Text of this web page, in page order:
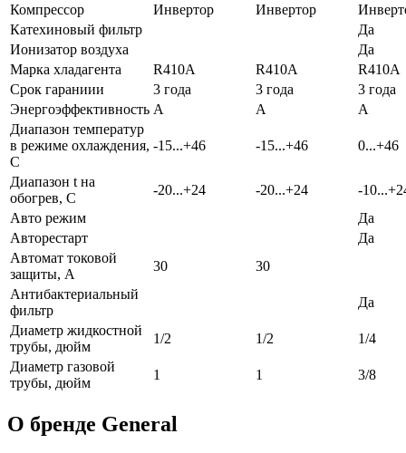
Компрессор
Инвертор Инвертор
Катехиновый фильтр
Да
Ионизатор воздуха
Да
Марка хладагента
R410A R410A
R410A
Срок гараниии
3 года 3 года
3 года
Энергоэффективность A A
A
Диапазон температур
в режиме охлаждения,
С
-15...+46 -15...+46 0...+46
Диапазон t на
обогрев, С
-20...+24 -20...+24
-
Авто режим
Да
Авторестарт
Да
Автомат токовой
защиты, А
30
30
Антибактериальный
фильтр
Да
Диаметр жидкостной
трубы, дюйм
1/2 1/2
1/4
Диаметр газовой
трубы, дюйм
1 1 3/8
О бренде General